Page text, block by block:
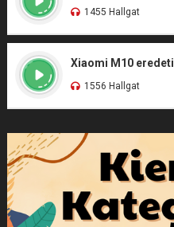
1455 Hallgat
Xiaomi M10 eredeti
1556 Hallgat